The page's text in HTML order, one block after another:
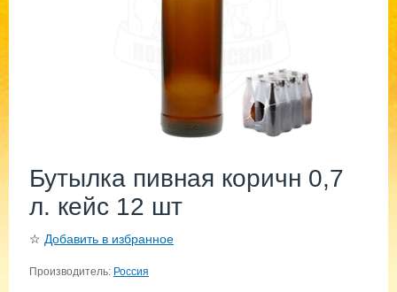
Бутылка пивная коричн 0,7
л. кейс 12 шт
☆ Добавить в избранное
Производитель: Россия